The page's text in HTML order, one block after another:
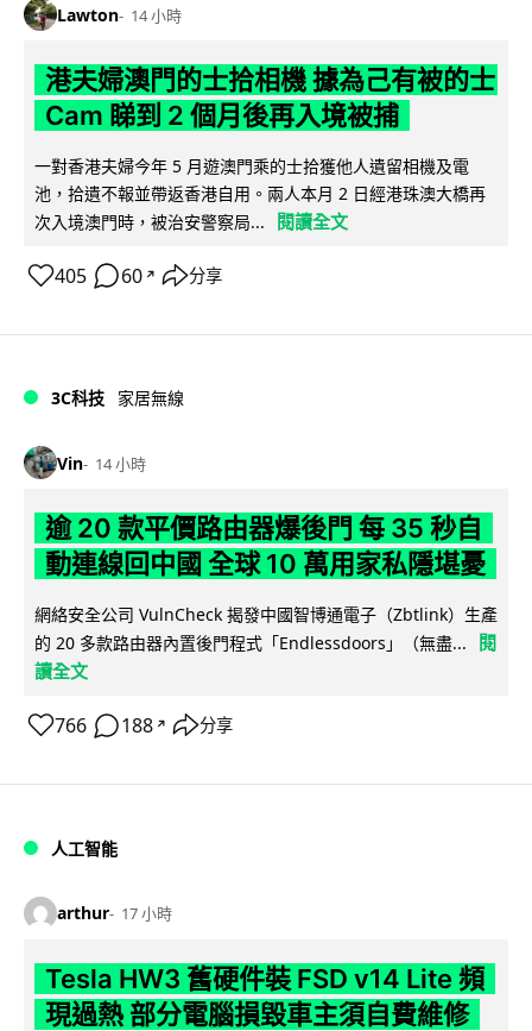
Lawton 14 小時
港夫婦澳門的士拾相機 據為己有被的士
Cam 睇到 2 個月後再入境被捕
一對香港夫婦今年 5 月遊澳門乘的士拾獲他人遺留相機及電
池，拾遺不報並帶返香港自用。兩人本月 2 日經港珠澳大橋再
次入境澳門時，被治安警察局...
閱讀全文
405 60 ↗ 分享
3C科技 家居無線
Vin 14 小時
逾 20 款平價路由器爆後門 每 35 秒自
動連線回中國 全球 10 萬用家私隱堪憂
網絡安全公司 VulnCheck 揭發中國智博通電子（Zbtlink）生產
的 20 多款路由器內置後門程式「Endlessdoors」（無盡...
閱
讀全文
766 188 ↗ 分享
人工智能
arthur 17 小時
Tesla HW3 舊硬件裝 FSD v14 Lite 頻
現過熱 部分電腦損毀車主須自費維修